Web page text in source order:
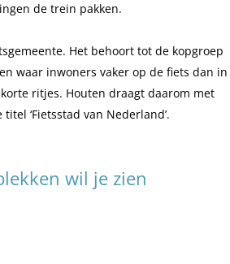
de trein pakken.
Het behoort tot de kopgroep
waar inwoners vaker op de fiets dan in
ritjes. Houten draagt daarom met
‘Fietsstad van Nederland’.
wil je zien